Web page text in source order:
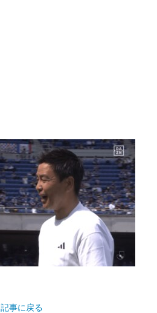
記事に戻る